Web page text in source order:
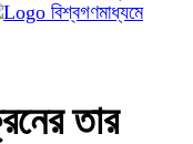
বিশ্বগণমাধ্যমে
তার